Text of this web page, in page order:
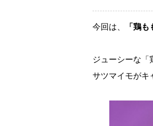
今回は、 「鶏
ジューシーな「
サツマイモがキ